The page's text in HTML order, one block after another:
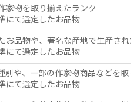
家物を取り揃えたランク
にて選定したお品物
お品物や、著名な産地で生産され
にて選定したお品物
別や、一部の作家物商品などを取
にて選定したお品物